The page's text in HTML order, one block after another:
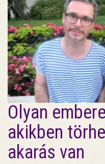
Olyan
akikben
akarás van